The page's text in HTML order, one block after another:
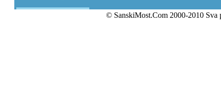
© SanskiMost.Com 2000-2010